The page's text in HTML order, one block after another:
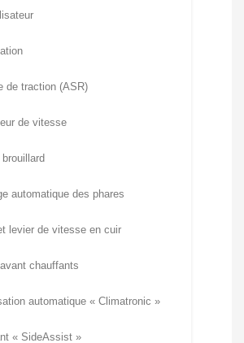
de traction (ASR)
de vitesse
automatique des phares
levier de vitesse en cuir
chauffants
automatique « Climatronic »
« SideAssist »